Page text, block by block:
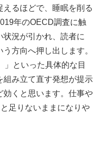
るほどで、睡眠を削る
年のOECD調査に触
況が引かれ、読者に
方向へ押し出します。
」といった具体的な目
組み立て直す発想が提示
効くと思います。仕事や
足りないままになりや